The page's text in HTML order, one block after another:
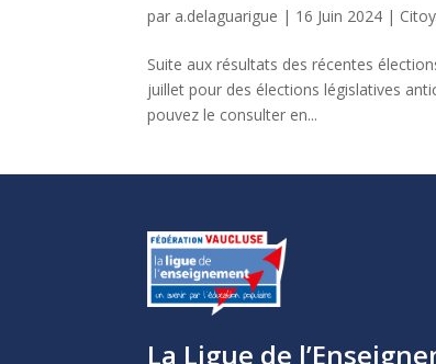
par a.delaguarigue | 16 Juin 2024 |
Suite aux résultats des récentes
juillet pour des élections législatives
pouvez le consulter en...
La Ligue de